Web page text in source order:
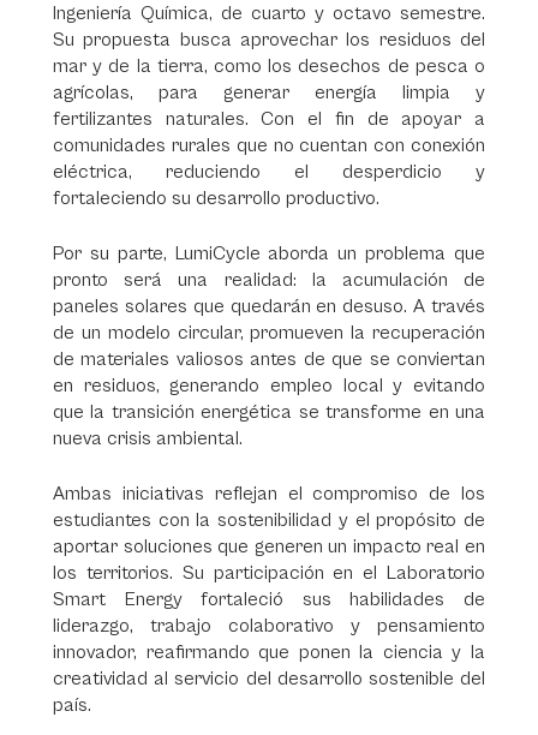
Ingeniería Química, de cuarto y octavo semestre.
Su propuesta busca aprovechar los residuos del
mar y de la tierra, como los desechos de pesca o
agrícolas, para generar energía limpia y
fertilizantes naturales. Con el fin de apoyar a
comunidades rurales que no cuentan con conexión
eléctrica, reduciendo el desperdicio y
fortaleciendo su desarrollo productivo.
Por su parte, LumiCycle aborda un problema que
pronto será una realidad: la acumulación de
paneles solares que quedarán en desuso. A través
de un modelo circular, promueven la recuperación
de materiales valiosos antes de que se conviertan
en residuos, generando empleo local y evitando
que la transición energética se transforme en una
nueva crisis ambiental.
Ambas iniciativas reflejan el compromiso de los
estudiantes con la sostenibilidad y el propósito de
aportar soluciones que generen un impacto real en
los territorios. Su participación en el Laboratorio
Smart Energy fortaleció sus habilidades de
liderazgo, trabajo colaborativo y pensamiento
innovador, reafirmando que ponen la ciencia y la
creatividad al servicio del desarrollo sostenible del
país.